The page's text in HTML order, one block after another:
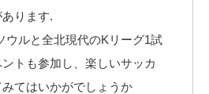
ります.⠀
ルと全北現代のKリーグ1試
トも参加し、楽しいサッカ
てはいかがでしょうか⠀